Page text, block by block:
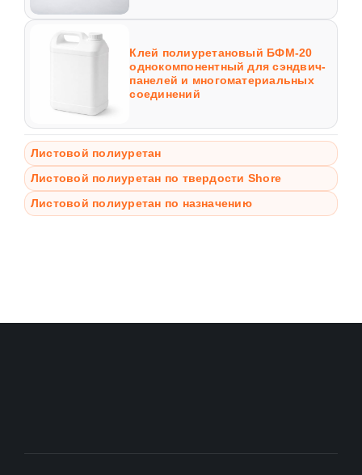
Клей полиуретановый БФМ-20
однокомпонентный для сэндвич-
панелей и многоматериальных
соединений
Листовой полиуретан
Листовой полиуретан по твердости Shore
Листовой полиуретан по назначению